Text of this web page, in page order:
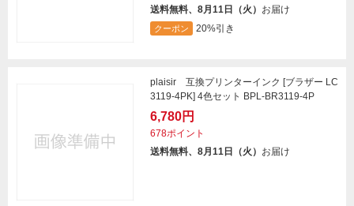
送料無料、8月11日（火） お届け
クーポン 20%引き
plaisir 互換プリンターインク [ブラザー LC
3119-4PK] 4色セット BPL-BR3119-4P
6,780円
678ポイント
送料無料、8月11日（火） お届け